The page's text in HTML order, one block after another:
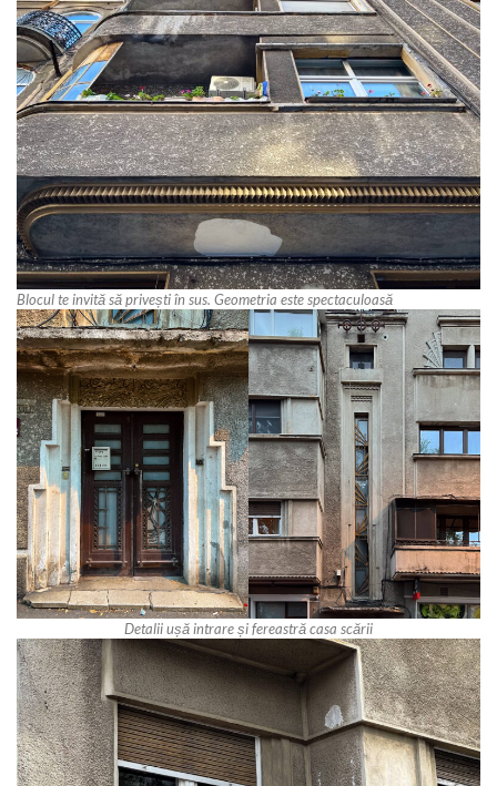
Blocul te invită să privești în sus. Geometria este spectaculoasă
Detalii ușă intrare și fereastră casa scării